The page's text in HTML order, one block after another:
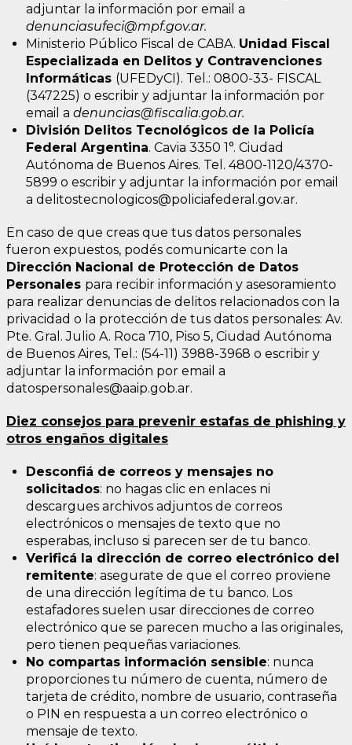
adjuntar la información por email a
denunciasufeci@mpf.gov.ar.
Ministerio Público Fiscal de CABA. Unidad Fiscal
Especializada en Delitos y Contravenciones
Informáticas (UFEDyCI). Tel.: 0800-33- FISCAL
(347225) o escribir y adjuntar la información por
email a denuncias@fiscalia.gob.ar.
División Delitos Tecnológicos de la Policía
Federal Argentina. Cavia 3350 1°. Ciudad
Autónoma de Buenos Aires. Tel. 4800-1120/4370-
5899 o escribir y adjuntar la información por email
a delitostecnologicos@policiafederal.gov.ar.
En caso de que creas que tus datos personales
fueron expuestos, podés comunicarte con la
Dirección Nacional de Protección de Datos
Personales para recibir información y asesoramiento
para realizar denuncias de delitos relacionados con la
privacidad o la protección de tus datos personales: Av.
Pte. Gral. Julio A. Roca 710, Piso 5, Ciudad Autónoma
de Buenos Aires, Tel.: (54-11) 3988-3968 o escribir y
adjuntar la información por email a
datospersonales@aaip.gob.ar.
Diez consejos para prevenir estafas de phishing y
otros engaños digitales
Desconfiá de correos y mensajes no
solicitados: no hagas clic en enlaces ni
descargues archivos adjuntos de correos
electrónicos o mensajes de texto que no
esperabas, incluso si parecen ser de tu banco.
Verificá la dirección de correo electrónico del
remitente: asegurate de que el correo proviene
de una dirección legítima de tu banco. Los
estafadores suelen usar direcciones de correo
electrónico que se parecen mucho a las originales,
pero tienen pequeñas variaciones.
No compartas información sensible: nunca
proporciones tu número de cuenta, número de
tarjeta de crédito, nombre de usuario, contraseña
o PIN en respuesta a un correo electrónico o
mensaje de texto.